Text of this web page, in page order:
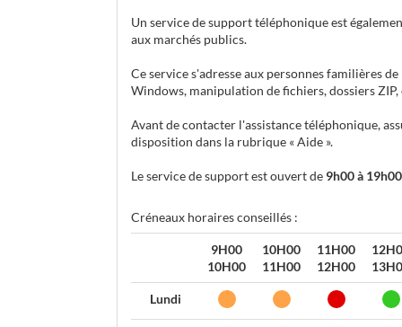
Un service de support téléphonique est
aux marchés publics.
Ce service s'adresse aux personnes familières
Windows, manipulation de fichiers, dossiers
Avant de contacter l'assistance téléphonique,
disposition dans la rubrique « Aide ».
Le service de support est ouvert de 9h00 à 19h00
Créneaux horaires conseillés :
9H00
10H00
10H00
11H00
11H00
12H00
Lundi